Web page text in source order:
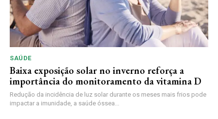
SAÚDE
Baixa exposição solar no inverno reforça a
importância do monitoramento da vitamina D
Redução da incidência de luz solar durante os meses mais frios pode
impactar a imunidade, a saúde óssea...